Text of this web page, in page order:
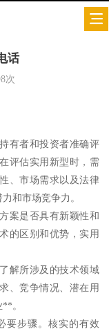
话
次
有者和投资者准确评
评估实用新型时，需
、市场需求以及法律
和市场竞争力。
案是否具有新颖性和
的区别和优势，实用
解所涉及的技术领域
、竞争情况、潜在用
。
要步骤。核实的有效